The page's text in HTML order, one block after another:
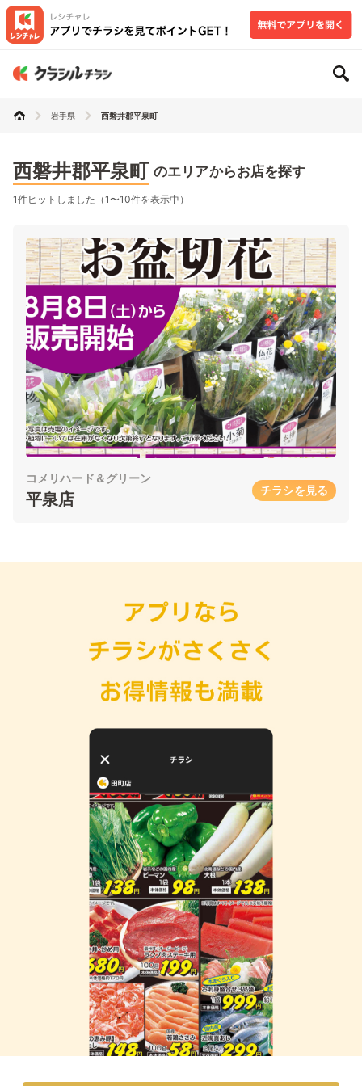
岩手県 西磐井郡平泉町
西磐井郡平泉町 のエリアからお店を探す
1件ヒットしました（1〜10件を表示中）
コメリハード＆グリーン
平泉店 チラシを見る